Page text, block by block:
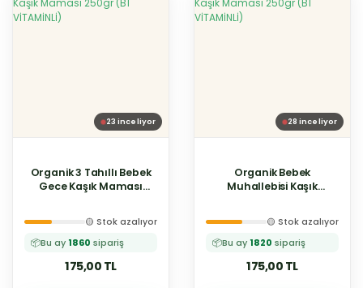
23 inceliyor
Organik 3 Tahıllı Bebek
Gece Kaşık Maması
📦Bu ay 1860 sipariş
175,00 TL
🟡 Stok azalıyor
28 inceliyor
Organik Bebek
Muhallebisi Kaşık
📦Bu ay 1820 sipariş
175,00 TL
🟡 Stok azalıyor